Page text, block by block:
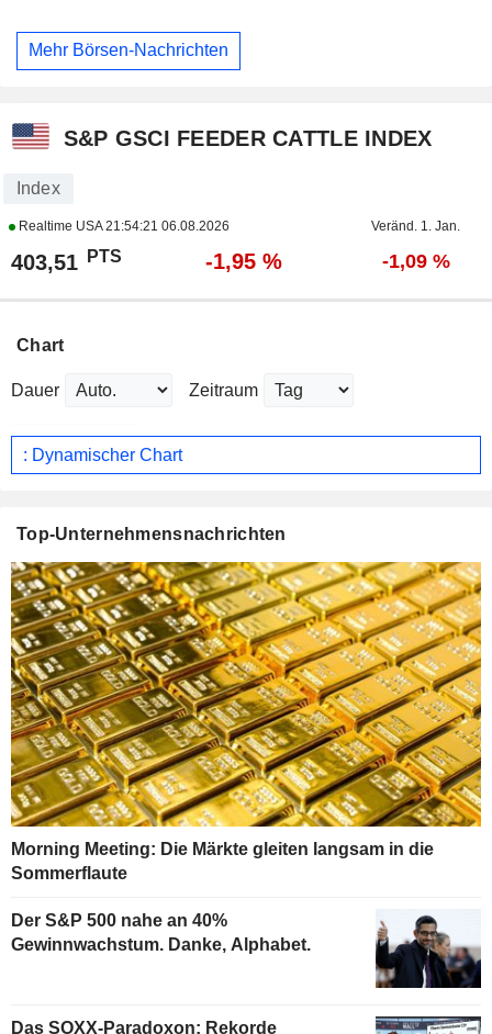
Mehr Börsen-Nachrichten
S&P GSCI FEEDER CATTLE INDEX
Index
Realtime USA21:54:21 06.08.2026 Veränd. 1. Jan.
403,51 PTS -1,95 % -1,09 %
Chart
Dauer Zeitraum
: Dynamischer Chart
Top-Unternehmensnachrichten
Morning Meeting: Die Märkte gleiten langsam in die
Sommerflaute
Der S&P 500 nahe an 40%
Gewinnwachstum. Danke, Alphabet.
Das SOXX-Paradoxon: Rekorde